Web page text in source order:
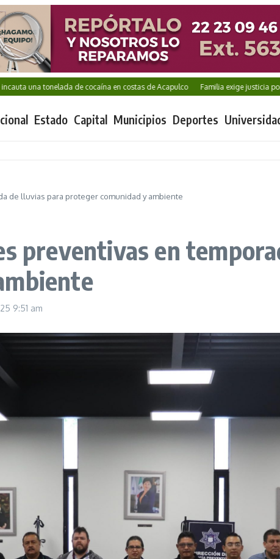
una tonelada de cocaína en costas de Acapulco Familia exige justicia por Karla
Estado Capital Municipios Deportes
de lluvias para proteger comunidad y ambiente
preventivas en
9:51 am